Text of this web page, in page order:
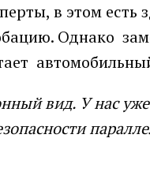
в этом есть
Однако
вид. У нас